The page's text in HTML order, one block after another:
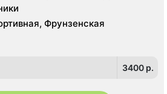
Фрунзенская
3400 p.